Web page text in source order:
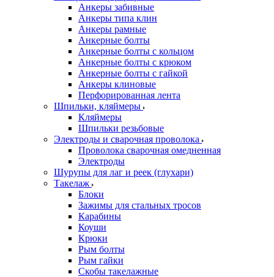
Анкеры забивные
Анкеры типа клин
Анкеры рамные
Анкерные болты
Анкерные болты с кольцом
Анкерные болты с крюком
Анкерные болты с гайкой
Анкеры клиновые
Перфорированная лента
Шпильки, кляймеры
Кляймеры
Шпильки резьбовые
Электроды и сварочная проволока
Проволока сварочная омедненная
Электроды
Шурупы для лаг и реек (глухари)
Такелаж
Блоки
Зажимы для стальных тросов
Карабины
Коуши
Крюки
Рым болты
Рым гайки
Скобы такелажные